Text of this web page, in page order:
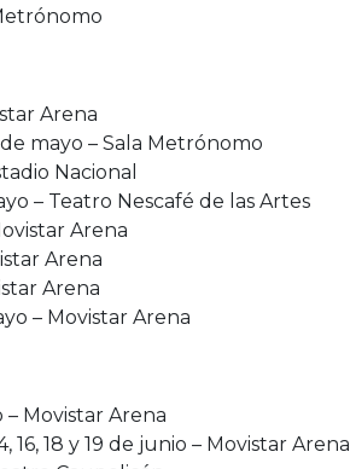
Arena
mayo – Sala Metrónomo
Nacional
– Teatro Nescafé de las Artes
Arena
Arena
Arena
– Movistar Arena
Movistar Arena
16, 18 y 19 de junio – Movistar Arena